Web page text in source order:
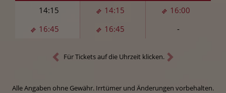
14:15 14:15
16:00
16:45
16:45 -
Für Tickets auf die Uhrzeit klicken.
Alle Angaben ohne Gewähr. Irrtümer und Änderungen vorbehalten.